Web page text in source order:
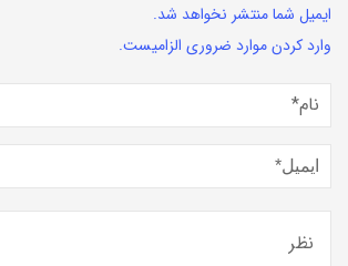
ایمیل شما منتشر نخواهد شد.
وارد کردن موارد ضروری الزامیست.